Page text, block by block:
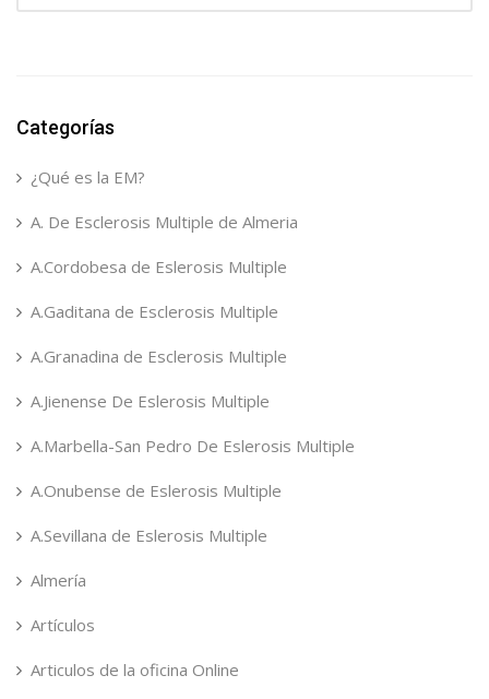
Categorías
¿Qué es la EM?
A. De Esclerosis Multiple de Almeria
A.Cordobesa de Eslerosis Multiple
A.Gaditana de Esclerosis Multiple
A.Granadina de Esclerosis Multiple
A.Jienense De Eslerosis Multiple
A.Marbella-San Pedro De Eslerosis Multiple
A.Onubense de Eslerosis Multiple
A.Sevillana de Eslerosis Multiple
Almería
Artículos
Articulos de la oficina Online